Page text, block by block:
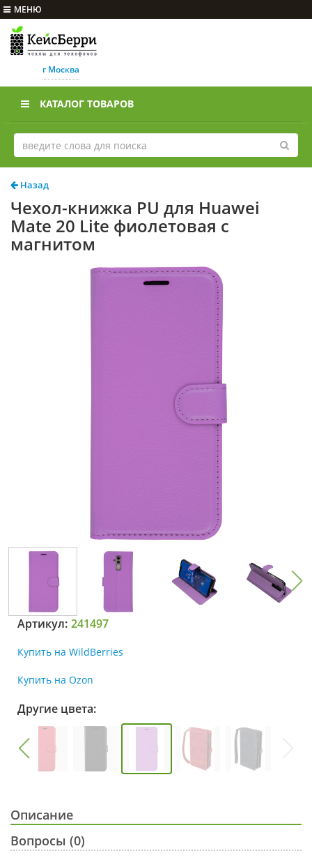
МЕНЮ
г Москва
КАТАЛОГ ТОВАРОВ
Назад
Чехол-книжка PU для Huawei
Mate 20 Lite фиолетовая с
магнитом
Артикул: 241497
Купить на WildBerries
Купить на Ozon
Другие цвета:
Описание
Вопросы (0)